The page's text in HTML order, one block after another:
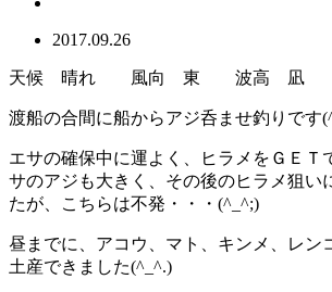
2017.09.26
天候 晴れ 風向 東 波高 凪
渡船の合間に船からアジ呑ませ釣りです
エサの確保中に運よく、ヒラメをＧＥＴ
サのアジも大きく、その後のヒラメ狙い
たが、こちらは不発・・・(^_^;)
昼までに、アコウ、マト、キンメ、レン
土産できました(^_^.)